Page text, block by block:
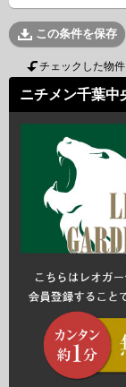
この条件を保存
チェックした物
ニチメン千葉中